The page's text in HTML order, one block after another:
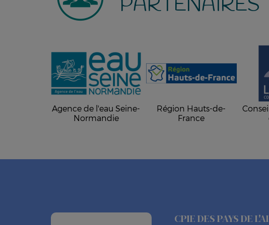
Agence de l'eau Seine-
Normandie
Région Hauts-de-
France
CPIE DES PAYS DE